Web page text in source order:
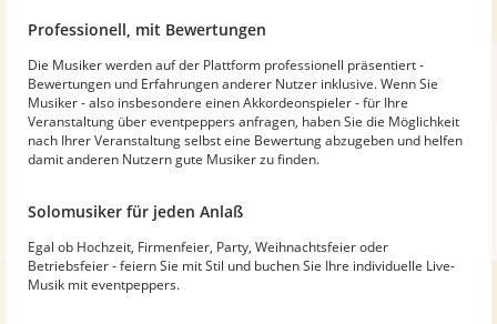
Professionell, mit Bewertungen
Die Musiker werden auf der Plattform professionell präsentiert -
Bewertungen und Erfahrungen anderer Nutzer inklusive. Wenn Sie
Musiker - also insbesondere einen Akkordeonspieler - für Ihre
Veranstaltung über eventpeppers anfragen, haben Sie die Möglichkeit
nach Ihrer Veranstaltung selbst eine Bewertung abzugeben und helfen
damit anderen Nutzern gute Musiker zu finden.
Solomusiker für jeden Anlaß
Egal ob Hochzeit, Firmenfeier, Party, Weihnachtsfeier oder
Betriebsfeier - feiern Sie mit Stil und buchen Sie Ihre individuelle Live-
Musik mit eventpeppers.